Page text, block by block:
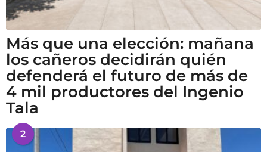
Más que una elección: mañana
los cañeros decidirán quién
defenderá el futuro de más de
4 mil productores del Ingenio
Tala
2